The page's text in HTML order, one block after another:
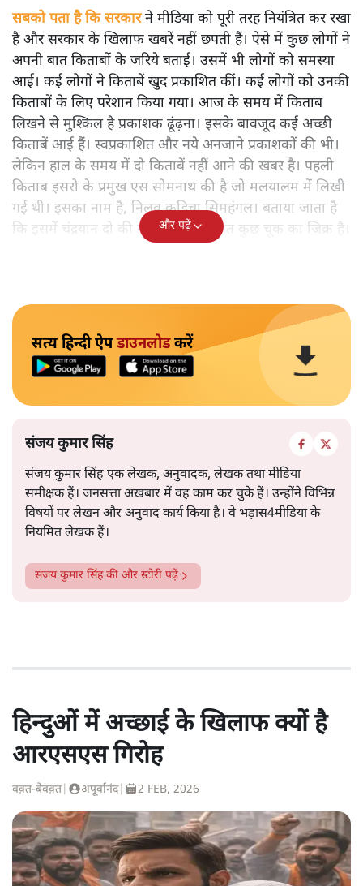
सबको पता है कि सरकारने मीडिया को पूरी तरह नियंत्रित कर रखा
है और सरकार के खिलाफ खबरें नहीं छपती हैं। ऐसे में कुछ लोगों ने
अपनी बात किताबों के जरिये बताई। उसमें भी लोगों को समस्या
आई। कई लोगों ने किताबें खुद प्रकाशित कीं। कई लोगों को उनकी
किताबों के लिए परेशान किया गया। आज के समय में किताब
लिखने से मुश्किल है प्रकाशक ढूंढ़ना। इसके बावजूद कई अच्छी
किताबें आई हैं। स्वप्रकाशित और नये अनजाने प्रकाशकों की भी।
लेकिन हाल के समय में दो किताबें नहीं आने की खबर है। पहली
किताब इसरो के प्रमुख एस सोमनाथ की है जो मलयालम में लिखी
गई थी। इसका नाम है, निलवु कुडिचा सिमहंगल। बताया जाता है
कि इसमें चंद्रयान दो की नाकामी से संबंधित कुछ चूक का जिक्र है।
और पढ़ें
सत्य हिन्दी ऐपडाउनलोडकरें
संजय कुमार सिंह
संजय कुमार सिंह एक लेखक, अनुवादक, लेखक तथा मीडिया
समीक्षक हैं। जनसत्ता अख़बार में वह काम कर चुके हैं। उन्होंने विभिन्न
विषयों पर लेखन और अनुवाद कार्य किया है। वे भड़ास4मीडिया के
नियमित लेखक हैं।
संजय कुमार सिंहकी और स्टोरी पढ़ें
हिन्दुओं में अच्छाई के खिलाफ क्यों है
आरएसएस गिरोह
वक़्त-बेवक़्त अपूर्वानंद| 2 FEB, 2026